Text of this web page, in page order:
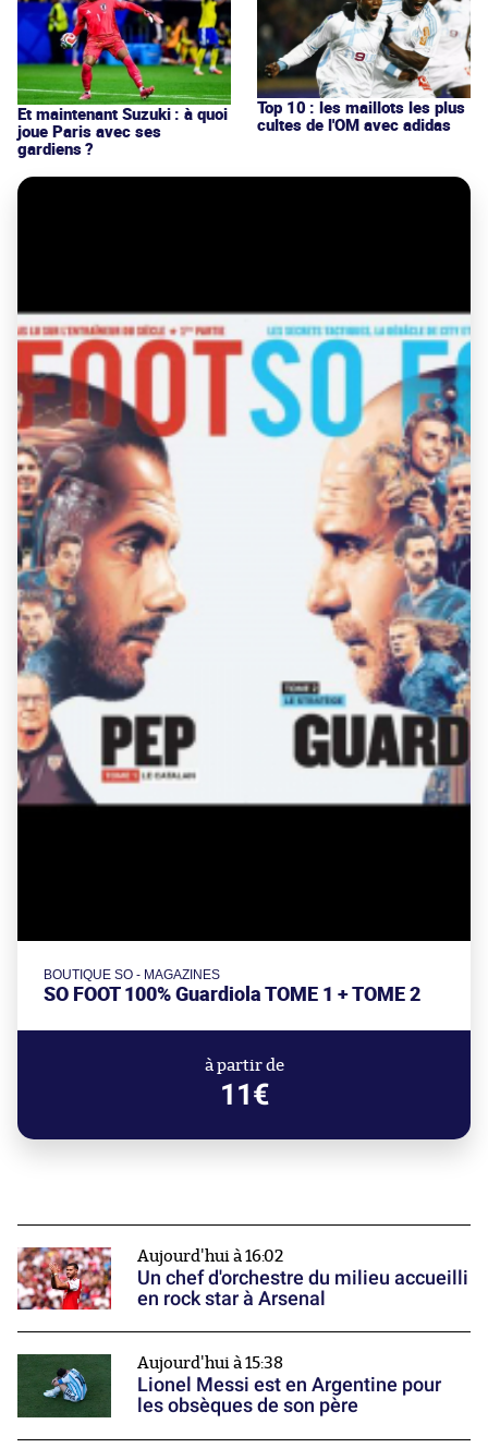
Et maintenant Suzuki : à quoi
joue Paris avec ses
gardiens ?
Top 10 : les maillots les plus
cultes de l'OM avec adidas
BOUTIQUE SO - MAGAZINES
SO FOOT 100% Guardiola TOME 1 + TOME 2
à partir de
11€
Aujourd'hui à 16:02
Un chef d'orchestre du milieu accueilli
en rock star à Arsenal
Aujourd'hui à 15:38
Lionel Messi est en Argentine pour
les obsèques de son père